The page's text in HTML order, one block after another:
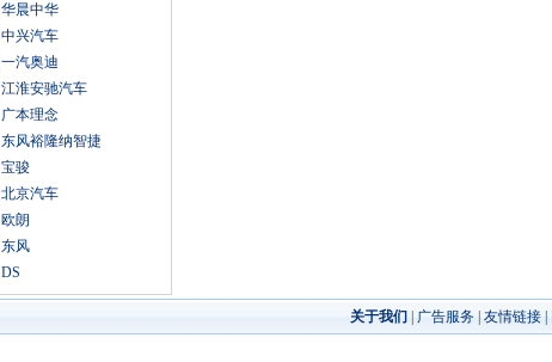
华晨中华
中兴汽车
一汽奥迪
江淮安驰汽车
广本理念
东风裕隆纳智捷
宝骏
北京汽车
欧朗
东风
DS
关于我们 广告服务 友情链接 |